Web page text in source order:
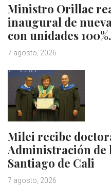
Ministro Orillac
inaugural de
con unidades
7 agosto, 2026
Milei recibe
Administración de
Santiago de Cali
7 agosto, 2026